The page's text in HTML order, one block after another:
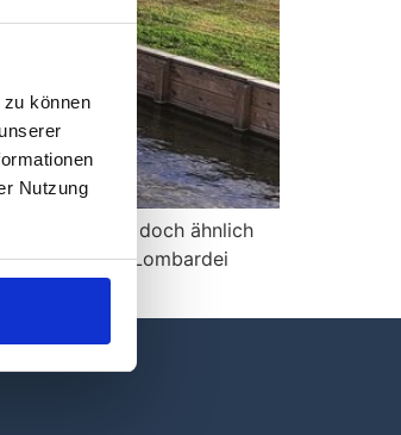
können
Nutzung
aber doch ähnlich
und die Lombardei